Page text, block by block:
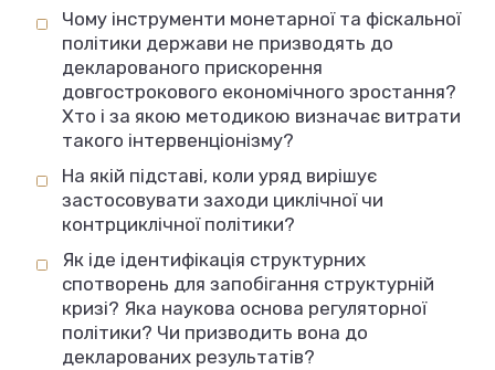
Чому інструменти монетарної та фіскальної
політики держави не призводять до
декларованого прискорення
довгострокового економічного зростання?
Хто і за якою методикою визначає витрати
такого інтервенціонізму?
На якій підставі, коли уряд вирішує
застосовувати заходи циклічної чи
контрциклічної політики?
Як іде ідентифікація структурних
спотворень для запобігання структурній
кризі? Яка наукова основа регуляторної
політики? Чи призводить вона до
декларованих результатів?